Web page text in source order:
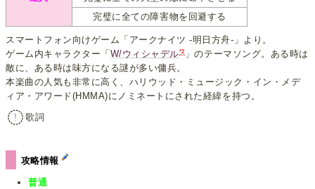
完璧に全ての障害物を回避する
スマートフォン向けゲーム「アークナイツ -明日方舟-」より。
ゲーム内キャラクター「 W/ウィシャデル*2」のテーマソング。ある時は
敵に、ある時は味方になる謎が多い傭兵。
本楽曲の人気も非常に高く、ハリウッド・ミュージック・イン・メデ
ィア・アワード(HMMA)にノミネートにされた経緯を持つ。
歌詞
攻略情報
普通